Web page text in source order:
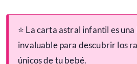
⭐ La carta astral infantil es
invaluable para descubrir los
únicos de tu bebé.